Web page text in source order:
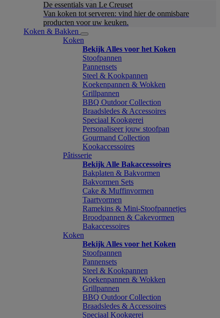
De essentials van Le Creuset
Van koken tot serveren: vind hier de onmisbare
producten voor uw keuken.
Koken & Bakken
Koken
Bekijk Alles voor het Koken
Stoofpannen
Pannensets
Steel & Kookpannen
Koekenpannen & Wokken
Grillpannen
BBQ Outdoor Collection
Braadsledes & Accessoires
Speciaal Kookgerei
Personaliseer jouw stoofpan
Gourmand Collection
Kookaccessoires
Pâtisserie
Bekijk Alle Bakaccessoires
Bakplaten & Bakvormen
Bakvormen Sets
Cake & Muffinvormen
Taartvormen
Ramekins & Mini-Stoofpannetjes
Broodpannen & Cakevormen
Bakaccessoires
Koken
Bekijk Alles voor het Koken
Stoofpannen
Pannensets
Steel & Kookpannen
Koekenpannen & Wokken
Grillpannen
BBQ Outdoor Collection
Braadsledes & Accessoires
Speciaal Kookgerei